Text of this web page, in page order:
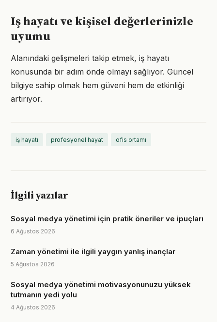
Iş hayatı ve kişisel değerlerinizle
uyumu
Alanındaki gelişmeleri takip etmek, iş hayatı
konusunda bir adım önde olmayı sağlıyor. Güncel
bilgiye sahip olmak hem güveni hem de etkinliği
artırıyor.
iş hayatı profesyonel hayat ofis ortamı
İlgili yazılar
Sosyal medya yönetimi için pratik öneriler ve ipuçları
6 Ağustos 2026
Zaman yönetimi ile ilgili yaygın yanlış inançlar
5 Ağustos 2026
Sosyal medya yönetimi motivasyonunuzu yüksek
tutmanın yedi yolu
4 Ağustos 2026